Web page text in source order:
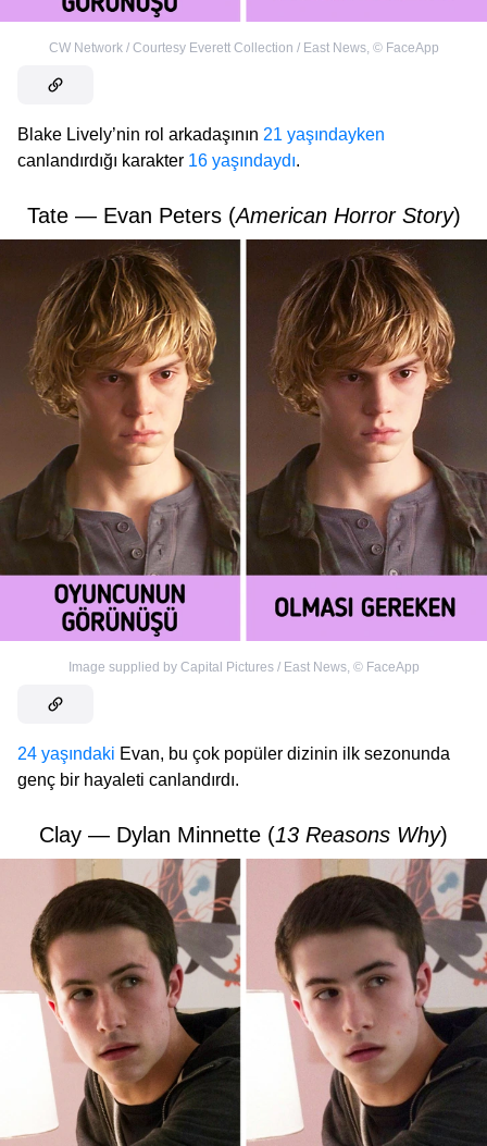
CW Network / Courtesy Everett Collection / East News, © FaceApp
Blake Lively’nin rol arkadaşının 21 yaşındayken
canlandırdığı karakter 16 yaşındaydı.
Tate — Evan Peters (American Horror Story)
Image supplied by Capital Pictures / East News, © FaceApp
24 yaşındaki Evan, bu çok popüler dizinin ilk sezonunda
genç bir hayaleti canlandırdı.
Clay — Dylan Minnette (13 Reasons Why)